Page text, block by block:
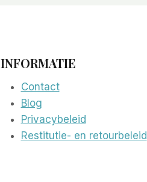
INFORMATIE
Contact
Blog
Privacybeleid
Restitutie- en retourbeleid